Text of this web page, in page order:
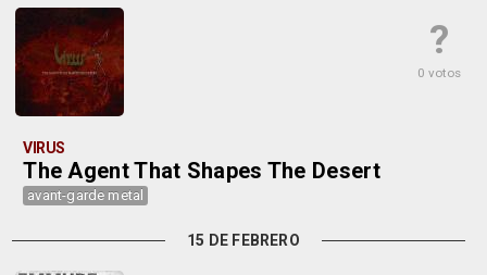
?
0 votos
VIRUS
The Agent That Shapes The Desert
avant-garde metal
15 DE FEBRERO